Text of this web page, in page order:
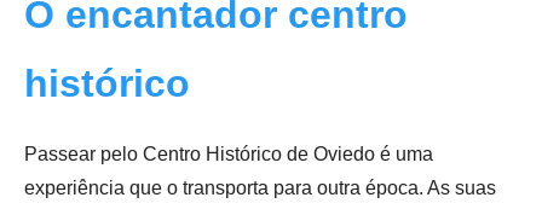
O encantador centro
histórico
Passear pelo Centro Histórico de Oviedo é uma
experiência que o transporta para outra época. As suas